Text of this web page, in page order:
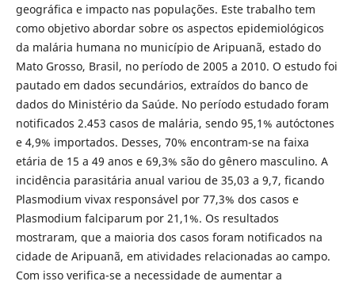
geográfica e impacto nas populações. Este trabalho tem
como objetivo abordar sobre os aspectos epidemiológicos
da malária humana no município de Aripuanã, estado do
Mato Grosso, Brasil, no período de 2005 a 2010. O estudo foi
pautado em dados secundários, extraídos do banco de
dados do Ministério da Saúde. No período estudado foram
notificados 2.453 casos de malária, sendo 95,1% autóctones
e 4,9% importados. Desses, 70% encontram-se na faixa
etária de 15 a 49 anos e 69,3% são do gênero masculino. A
incidência parasitária anual variou de 35,03 a 9,7, ficando
Plasmodium vivax responsável por 77,3% dos casos e
Plasmodium falciparum por 21,1%. Os resultados
mostraram, que a maioria dos casos foram notificados na
cidade de Aripuanã, em atividades relacionadas ao campo.
Com isso verifica-se a necessidade de aumentar a